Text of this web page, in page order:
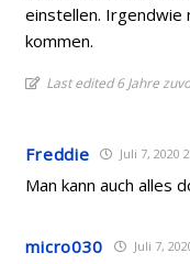
einstellen. Irgendwie
kommen.
Last edited 6 Jahre
Freddie Juli 7, 2020
Man kann auch alles
micro030 Juli 7,